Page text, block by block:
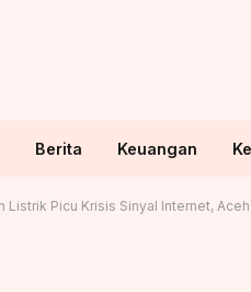
Berita Keuangan
Listrik Picu Krisis Sinyal Internet,